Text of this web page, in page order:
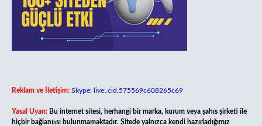
Reklam ve İletişim: Skype: live:.cid.575569c608265c69
Yasal Uyarı: Bu internet sitesi, herhangi bir marka, kurum veya şahıs şirketi ile
hiçbir bağlantısı bulunmamaktadır. Sitede yalnızca kendi hazırladığımız